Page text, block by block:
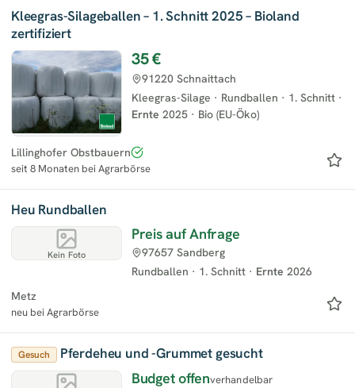
Kleegras-Silageballen – 1. Schnitt 2025 – Bioland
zertifiziert
35 €
Kleegras-Silage · Rundballen · 1. Schnitt ·
Ernte 2025 · Bio (EU-Öko)
91220 Schnaittach
Lillinghofer Obstbauern
seit 8 Monaten bei Agrarbörse
Kein Foto
Heu Rundballen
Preis auf Anfrage
Rundballen · 1. Schnitt · Ernte 2026
97657 Sandberg
Metz
neu bei Agrarbörse
Gesuch Pferdeheu und -Grummet gesucht
Budget offenverhandelbar